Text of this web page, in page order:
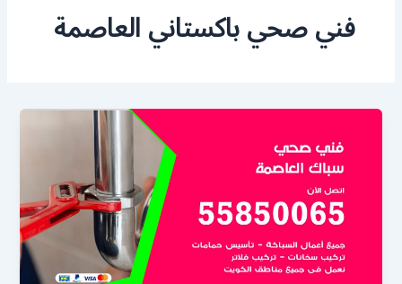
فني صحي باكستاني العاصمة